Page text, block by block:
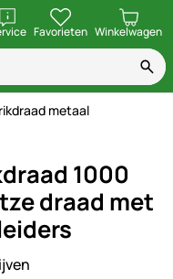
openenFavorieten Winkelwagen
metaal
1000
draad met